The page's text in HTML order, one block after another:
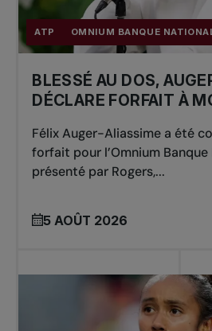
ATP OMNIUM BANQUE
BLESSÉ AU DOS,
DÉCLARE FORFAIT À
Félix Auger-Aliassime a été
forfait pour l’Omnium
présenté par Rogers,...
5 AOÛT 2026